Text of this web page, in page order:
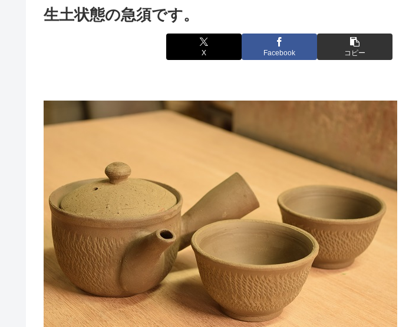
生土状態の急須です。
X Facebook コピー